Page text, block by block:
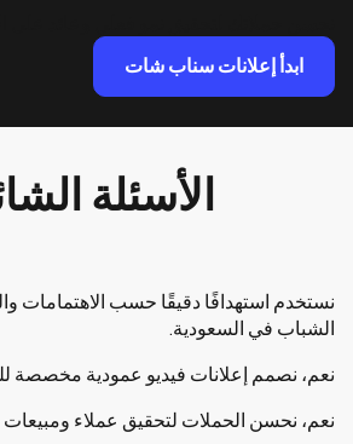
ابدأ إعلانات سناب شات
الأسئلة
نستخدم استهدافًا دقيقًا حسب الاهتمامات
الشباب في السعودية.
نعم، نصمم إعلانات فيديو عمودية مخصصة
نعم، نحسن الحملات لتحقيق عملاء ومبيعات